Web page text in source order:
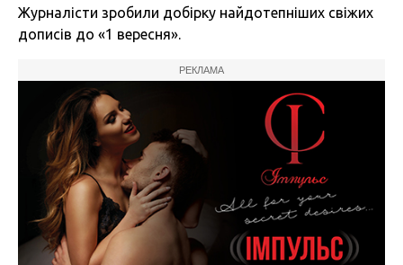
Журналісти зробили добірку найдотепніших свіжих
дописів до «1 вересня».
РЕКЛАМА